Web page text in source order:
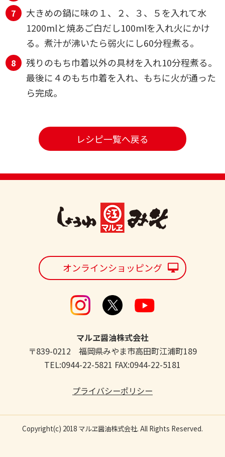
大きめの鍋に味の１、２、３、５を入れて水
1200mlと焼あご白だし100mlを入れ火にかけ
る。煮汁が沸いたら弱火にし60分程煮る。
残りのもち巾着以外の具材を入れ10分程煮る。
最後に４のもち巾着を入れ、もちに火が通った
ら完成。
レシピ一覧へ戻る
オンラインショッピング
マルヱ醤油株式会社
〒839-0212 福岡県みやま市高田町江浦町189
TEL:0944-22-5821 FAX:0944-22-5181
プライバシーポリシー
Copyright(c) 2018 マルヱ醤油株式会社. All Rights Reserved.